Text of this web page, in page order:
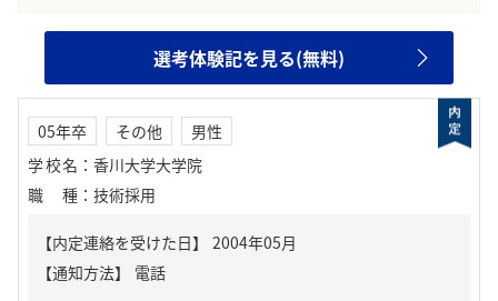
選考体験記を見る(無料)
05年卒 その他
男性
学校名 ： 香川大学大学院
職種 ： 技術採用
【内定連絡を受けた日】
2004年05月
【通知方法】
電話